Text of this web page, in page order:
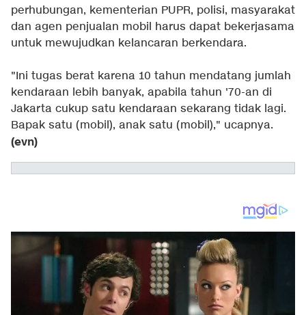
perhubungan, kementerian PUPR, polisi, masyarakat
dan agen penjualan mobil harus dapat bekerjasama
untuk mewujudkan kelancaran berkendara.
"Ini tugas berat karena 10 tahun mendatang jumlah
kendaraan lebih banyak, apabila tahun '70-an di
Jakarta cukup satu kendaraan sekarang tidak lagi.
Bapak satu (mobil), anak satu (mobil)," ucapnya.
(evn)